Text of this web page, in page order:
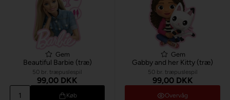
Gem
Beautiful Barbie (træ)
50 br. træpuslespil
99,00 DKK
Køb
Gem
Gabby and her Kitty (træ)
50 br. træpuslespil
99,00 DKK
Overvåg